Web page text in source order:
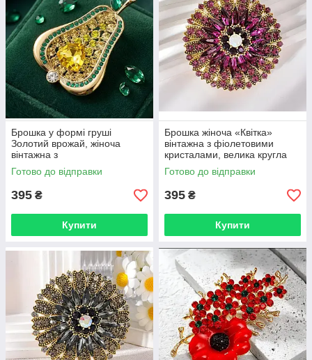
Брошка у формі груші
Золотий врожай, жіноча
вінтажна з
кристалами BRS212
Готово до відправки
395 ₴
Купити
Брошка жіноча «Квітка»
вінтажна з фіолетовими
кристалами, велика кругла
брошка в золотистому
кольорі BRS21
Готово до відправки
395 ₴
Купити